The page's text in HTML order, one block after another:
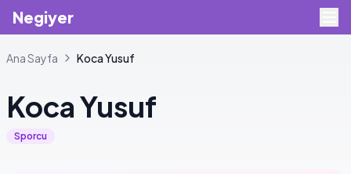
Negiyer
Ana Sayfa KocaYusuf
KocaYusuf
Sporcu